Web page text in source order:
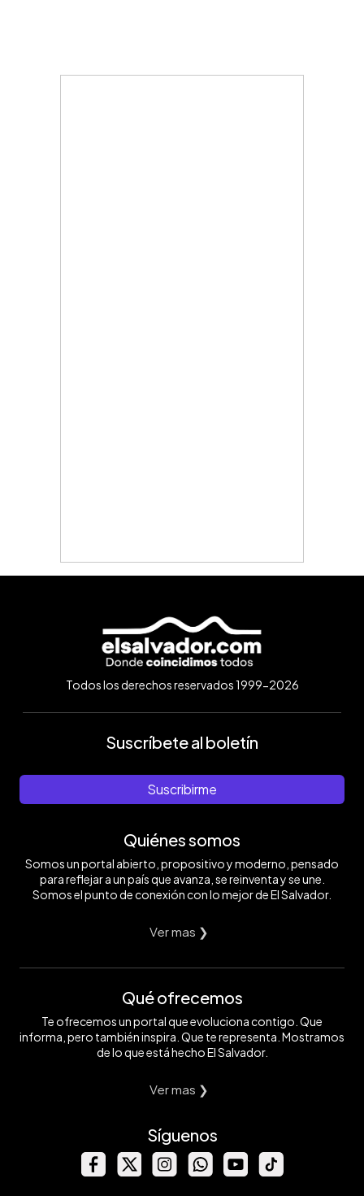
Todos los derechos reservados 1999-2026
Suscríbete al boletín
Suscribirme
Quiénes somos
Somos un portal abierto, propositivo y moderno, pensado
para reflejar a un país que avanza, se reinventa y se une.
Somos el punto de conexión con lo mejor de El Salvador.
Ver mas ❯
Qué ofrecemos
Te ofrecemos un portal que evoluciona contigo. Que
informa, pero también inspira. Que te representa. Mostramos
de lo que está hecho El Salvador.
Ver mas ❯
Síguenos